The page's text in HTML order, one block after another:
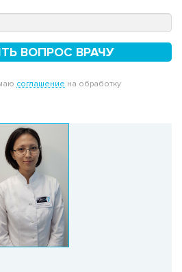
ВОПРОС ВРАЧУ
соглашение на обработку